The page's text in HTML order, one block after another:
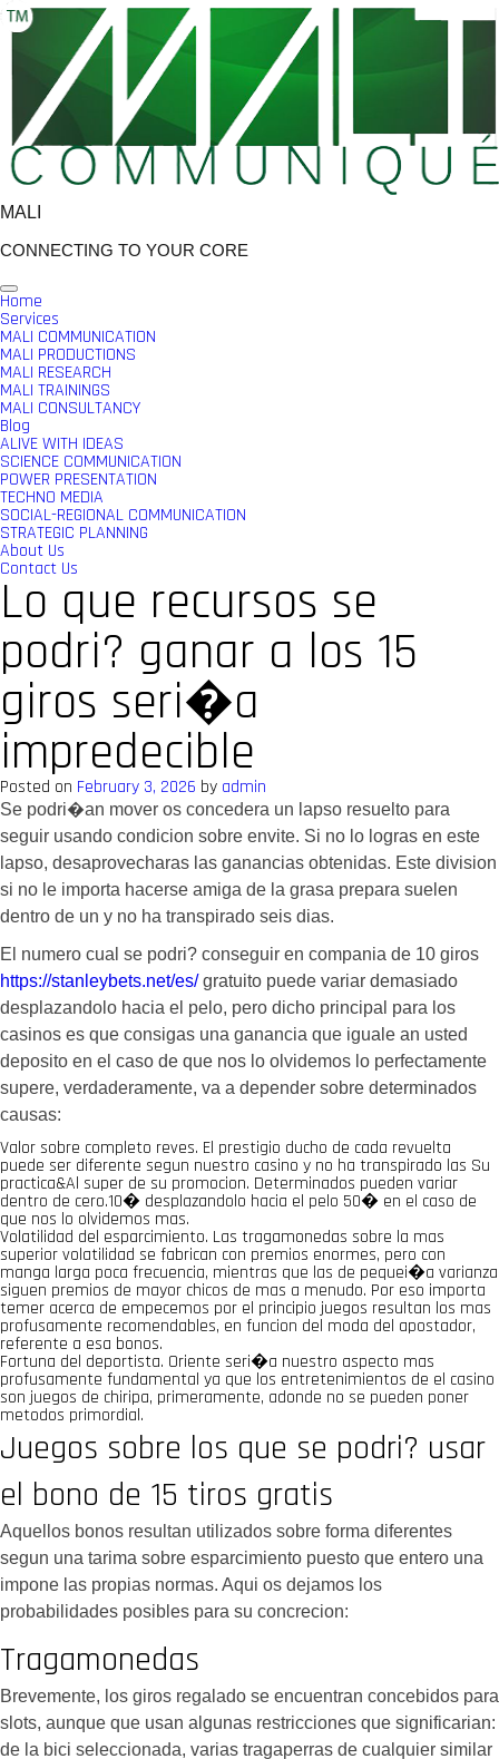
Skip
to
MALI
CONNECTING TO YOUR CORE
Home
Services
MALI COMMUNICATION
MALI PRODUCTIONS
MALI RESEARCH
MALI TRAININGS
MALI CONSULTANCY
Blog
ALIVE WITH IDEAS
SCIENCE COMMUNICATION
POWER PRESENTATION
TECHNO MEDIA
SOCIAL-REGIONAL COMMUNICATION
STRATEGIC PLANNING
About Us
Contact Us
Lo que recursos se
podri? ganar a los 15
giros seri�a
impredecible
Posted on February 3, 2026 by admin
Se podri�an mover os concedera un lapso resuelto para
seguir usando condicion sobre envite. Si no lo logras en este
lapso, desaprovecharas las ganancias obtenidas. Este division
si no le importa hacerse amiga de la grasa prepara suelen
dentro de un y no ha transpirado seis dias.
El numero cual se podri? conseguir en compania de 10 giros
https://stanleybets.net/es/gratuito puede variar demasiado
desplazandolo hacia el pelo, pero dicho principal para los
casinos es que consigas una ganancia que iguale an usted
deposito en el caso de que nos lo olvidemos lo perfectamente
supere, verdaderamente, va a depender sobre determinados
causas:
Valor sobre completo reves. El prestigio ducho de cada revuelta
puede ser diferente segun nuestro casino y no ha transpirado las Su
practica&Al super de su promocion. Determinados pueden variar
dentro de cero.10� desplazandolo hacia el pelo 50� en el caso de
que nos lo olvidemos mas.
Volatilidad del esparcimiento. Las tragamonedas sobre la mas
superior volatilidad se fabrican con premios enormes, pero con
manga larga poca frecuencia, mientras que las de pequei�a varianza
siguen premios de mayor chicos de mas a menudo. Por eso importa
temer acerca de empecemos por el principio juegos resultan los mas
profusamente recomendables, en funcion del moda del apostador,
referente a esa bonos.
Fortuna del deportista. Oriente seri�a nuestro aspecto mas
profusamente fundamental ya que los entretenimientos de el casino
son juegos de chiripa, primeramente, adonde no se pueden poner
metodos primordial.
Juegos sobre los que se podri? usar
el bono de 15 tiros gratis
Aquellos bonos resultan utilizados sobre forma diferentes
segun una tarima sobre esparcimiento puesto que entero una
impone las propias normas. Aqui os dejamos los
probabilidades posibles para su concrecion:
Tragamonedas
Brevemente, los giros regalado se encuentran concebidos para
slots, aunque que usan algunas restricciones que significarian:
de la bici seleccionada, varias tragaperras de cualquier similar